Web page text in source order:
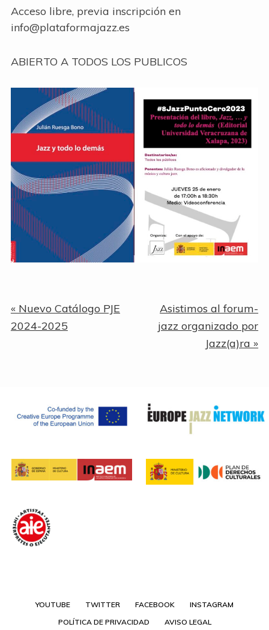
Acceso libre, previa inscripción en
info@plataformajazz.es
ABIERTO A TODOS LOS PUBLICOS
Entrada
anterior:
« Nuevo Catálogo PJE
2024-2025
Siguiente
entrada:
Asistimos al forum-
jazz organizado por
Jazz(a)ra »
YOUTUBE TWITTER FACEBOOK
INSTAGRAM
POLÍTICA DE PRIVACIDAD
AVISO LEGAL